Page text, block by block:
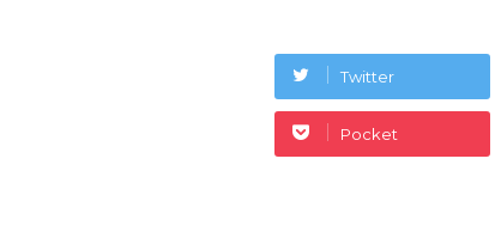
Twitter
Pocket